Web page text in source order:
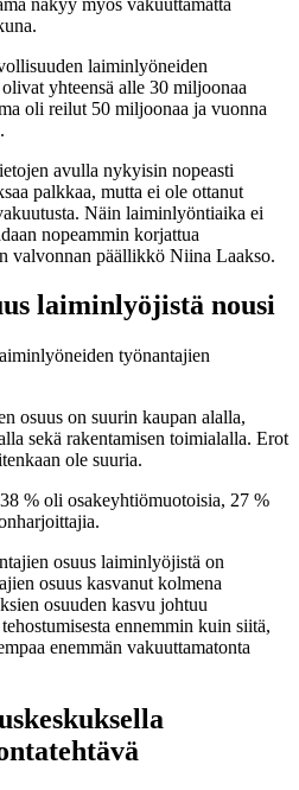
laiminlyöneiden
yhteensä alle 30 miljoonaa
oli reilut 50 miljoonaa ja vuonna
avulla nykyisin nopeasti
palkkaa, mutta ei ole ottanut
Näin laiminlyöntiaika ei
nopeammin korjattua
valvonnan päällikkö Niina Laakso.
laiminlyöjistä nousi
työnantajien
osuus on suurin kaupan alalla,
sekä rakentamisen toimialalla. Erot
ole suuria.
% oli osakeyhtiömuotoisia, 27 %
osuus laiminlyöjistä on
osuus kasvanut kolmena
osuuden kasvu johtuu
ennemmin kuin siitä,
enemmän vakuuttamatonta